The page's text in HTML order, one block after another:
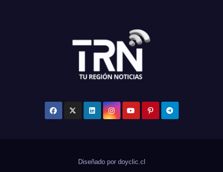
Diseñado por doyclic.cl